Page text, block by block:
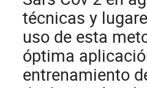
técnicas y
uso de esta
óptima
entrenamiento